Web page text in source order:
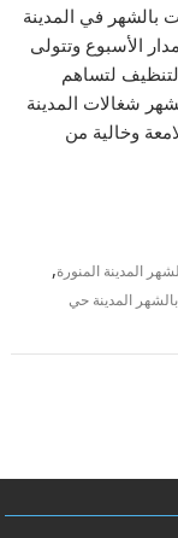
بالشهر في المدينة
الأسبوع وتتولى
لتساهم
شغالات المدينة
وخالية من
المدينة المنورة,
المدينة حي